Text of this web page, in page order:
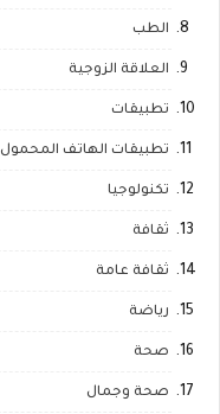
الطب
العلاقة الزوجية
تطبيقات
تطبيقات الهاتف المحمول
تكنولوجيا
ثقافة
ثقافة عامة
رياضة
صحة
صحة وجمال